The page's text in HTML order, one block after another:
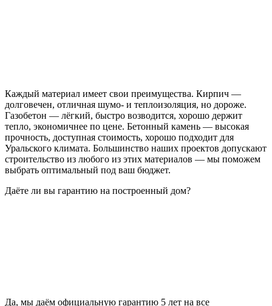
Каждый материал имеет свои преимущества. Кирпич —
долговечен, отличная шумо- и теплоизоляция, но дороже.
Газобетон — лёгкий, быстро возводится, хорошо держит
тепло, экономичнее по цене. Бетонный камень — высокая
прочность, доступная стоимость, хорошо подходит для
Уральского климата. Большинство наших проектов допускают
строительство из любого из этих материалов — мы поможем
выбрать оптимальный под ваш бюджет.
Даёте ли вы гарантию на построенный дом?
Да, мы даём официальную гарантию 5 лет на все